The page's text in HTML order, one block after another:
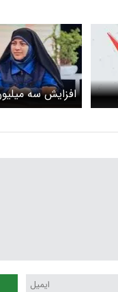
افزایش سه
جوانان نیت